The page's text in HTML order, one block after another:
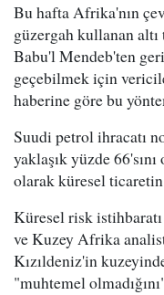
Bu hafta Afrika'nın
güzergah kullanan
Babu'l Mendeb'ten
geçebilmek için
haberine göre bu
Suudi petrol ihracatı
yaklaşık yüzde
olarak küresel
Küresel risk
ve Kuzey Afrika
Kızıldeniz'in
"muhtemel